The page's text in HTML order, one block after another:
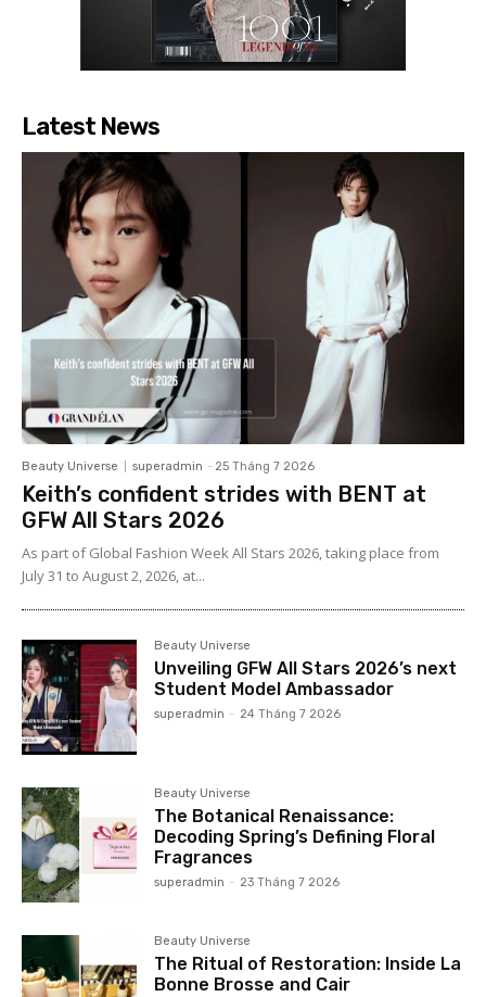
Latest News
Beauty Universe superadmin - 25 Tháng 7 2026
Keith’s confident strides with BENT at
GFW All Stars 2026
As part of Global Fashion Week All Stars 2026, taking place from
July 31 to August 2, 2026, at...
Beauty Universe
Unveiling GFW All Stars 2026’s next
Student Model Ambassador
superadmin - 24 Tháng 7 2026
Beauty Universe
The Botanical Renaissance:
Decoding Spring’s Defining Floral
Fragrances
superadmin - 23 Tháng 7 2026
Beauty Universe
The Ritual of Restoration: Inside La
Bonne Brosse and Cair